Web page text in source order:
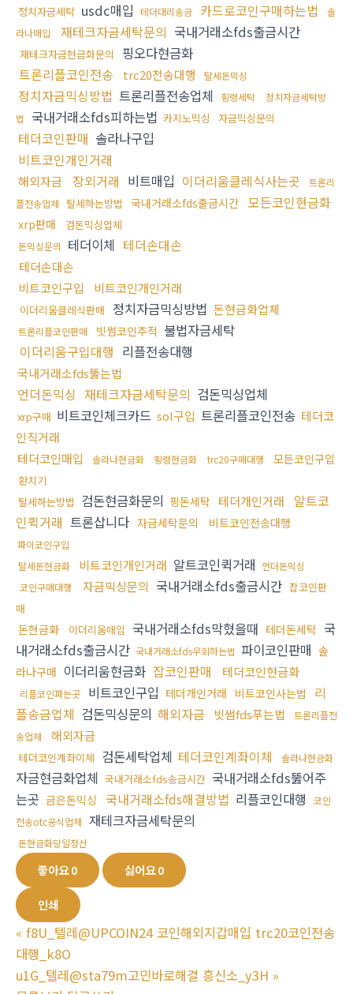
정치자금세탁 usdc매입 테더대리송금 카드로코인구매하는법
솔
라나매입
재테크자금세탁문의 국내거래소fds출금시간
재테크자금현금화문의
핑오다현금화
트론리플코인전송
trc20전송대행 탈세돈믹싱
정치자금믹싱방법 트론리플전송업체 횡령세탁
정치자금세탁방
법
국내거래소fds피하는법 카지노믹싱 자금믹싱문의
테더코인판매 솔라나구입
비트코인개인거래
해외자금 장외거래 비트매입 이더리움클레식사는곳
트론리
플전송업체
탈세하는방법 국내거래소fds출금시간 모든코인현금화
xrp판매 검돈믹싱업체
돈믹싱문의 테더이체 테더손대손
테더손대손
비트코인구입
비트코인개인거래
이더리움클레식판매 정치자금믹싱방법 돈현금화업체
트론리플코인판매 빗썸코인추적 불법자금세탁
이더리움구입대행 리플전송대행
국내거래소fds뚫는법
언더돈믹싱 재테크자금세탁문의 검돈믹싱업체
xrp구매 비트코인체크카드 sol구입 트론리플코인전송 테더코
인직거래
테더코인매입
솔라나현금화 횡령현금화 trc20구매대행 모든코인구입
환치기
탈세하는방법 검돈현금화문의 핑돈세탁 테더개인거래
알트코
인퀵거래 트론삽니다 자금세탁문의 비트코인전송대행
파이코인구입
탈세돈현금화
비트코인개인거래 알트코인퀵거래 언더돈믹싱
코인구매대행
자금믹싱문의 국내거래소fds출금시간 잡코인판
매
돈현금화 이더리움매입 국내거래소fds막혔을때 테더돈세탁 국
내거래소fds출금시간 국내거래소fds우회하는법 파이코인판매 솔
라나구매 이더리움현금화 잡코인판매 테더코인현금화
리플코인파는곳 비트코인구입 테더개인거래 비트코인사는법
리
플송금업체 검돈믹싱문의 해외자금 빗썸fds푸는법
트론리플전
송업체
해외자금
테더코인계좌이체 검돈세탁업체 테더코인계좌이체 솔라나현금화
자금현금화업체 국내거래소fds송금시간 국내거래소fds뚫어주
는곳 금은돈믹싱 국내거래소fds해결방법 리플코인대행
코인
전송otc공식업체
재테크자금세탁문의
돈현금화당일정산
좋아요0 싫어요0
인쇄
« f8U_텔레@UPCOIN24 코인해외지갑매입 trc20코인전송
대행_k8O
u1G_텔레@sta79m고민바로해결 흥신소_y3H »